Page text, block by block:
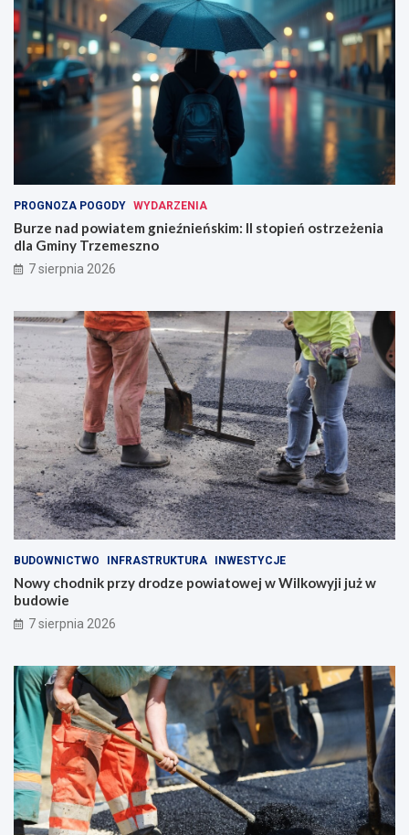
PROGNOZA POGODY WYDARZENIA
Burze nad powiatem gnieźnieńskim: II stopień ostrzeżenia
dla Gminy Trzemeszno
7 sierpnia 2026
BUDOWNICTWO INFRASTRUKTURA INWESTYCJE
Nowy chodnik przy drodze powiatowej w Wilkowyji już w
budowie
7 sierpnia 2026